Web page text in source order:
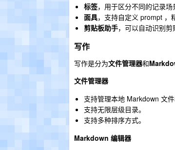
标签，用于区分不同的记录场
面具，支持自定义 prompt ，
剪贴板助手，可以自动识别剪
写作
写作是分为文件管理器和
文件管理器
支持管理本地 Markdown 文
支持无限层级目录。
支持多种排序方式。
Markdown 编辑器